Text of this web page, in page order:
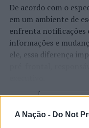
A Nação - Do Not
diversas atividades
espetáculo de música
d’Orfeu), Oficina de
experiências musicais
pôr as mãos no
bilheteiraonlinee
Foto: DR.
De acordo com o
em um ambiente de
enfrenta notificações
informações e
ele, essa diferença
O pesquisador
estimulam